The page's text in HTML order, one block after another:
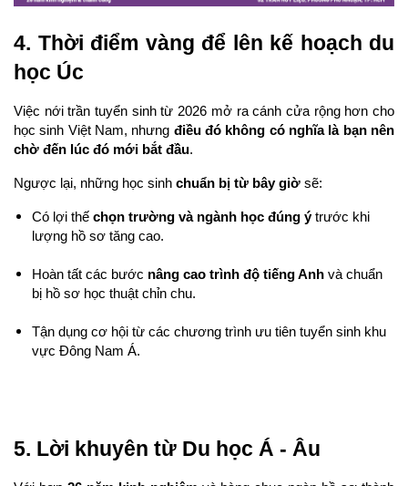
4. Thời điểm vàng để lên kế hoạch du
học Úc
Việc nới trần tuyển sinh từ 2026 mở ra cánh cửa rộng hơn cho
học sinh Việt Nam, nhưng điều đó không có nghĩa là bạn nên
chờ đến lúc đó mới bắt đầu.
Ngược lại, những học sinh chuẩn bị từ bây giờ sẽ:
Có lợi thế chọn trường và ngành học đúng ý trước khi
lượng hồ sơ tăng cao.
Hoàn tất các bước nâng cao trình độ tiếng Anh và chuẩn
bị hồ sơ học thuật chỉn chu.
Tận dụng cơ hội từ các chương trình ưu tiên tuyển sinh khu
vực Đông Nam Á.
5. Lời khuyên từ Du học Á - Âu